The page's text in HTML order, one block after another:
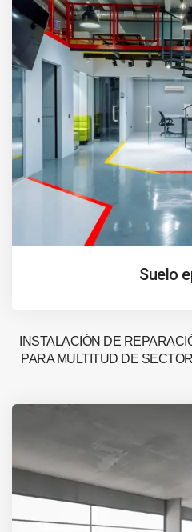
Suelo
INSTALACIÓN DE
PARA MULTITUD DE